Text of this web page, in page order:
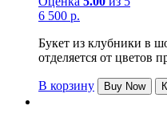
6 500 р.
Букет из клубники в
отделяется от цветов
В корзину Buy Now